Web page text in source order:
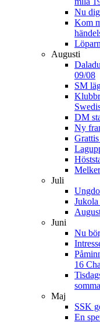
Nu
Kom
Augusti
09/08
SM
DM
Ny
Juli
Jukola
Juni
Nu
16
Maj
SSK
En